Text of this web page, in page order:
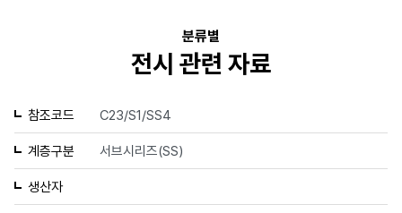
분류별
전시 관련 자료
참조코드 C23/S1/SS4
계층구분 서브시리즈(SS)
생산자